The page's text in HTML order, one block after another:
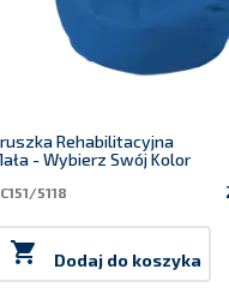
Rehabilitacyjna
- Wybierz Swój Kolor
5118
 Dodaj do koszyka